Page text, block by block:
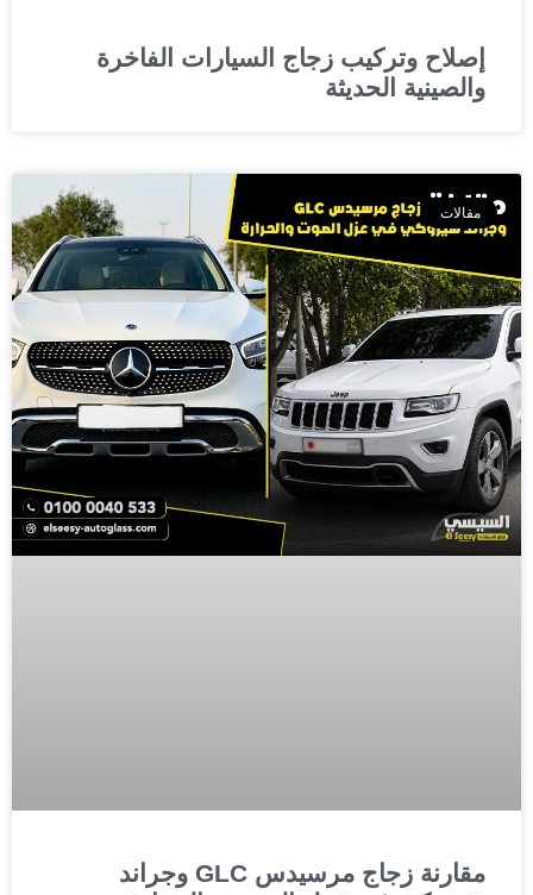
إصلاح وتركيب زجاج السيارات الفاخرة
والصينية الحديثة
مقالات
مقارنة زجاج مرسيدس GLC وجراند